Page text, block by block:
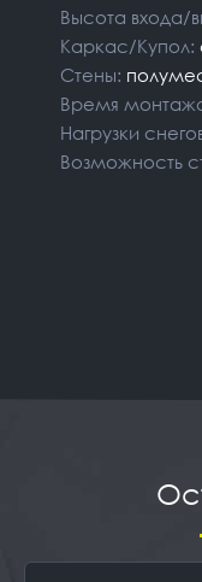
Высота входа/
Каркас/Купол:
Стены:
Время
Нагрузки
Возможность